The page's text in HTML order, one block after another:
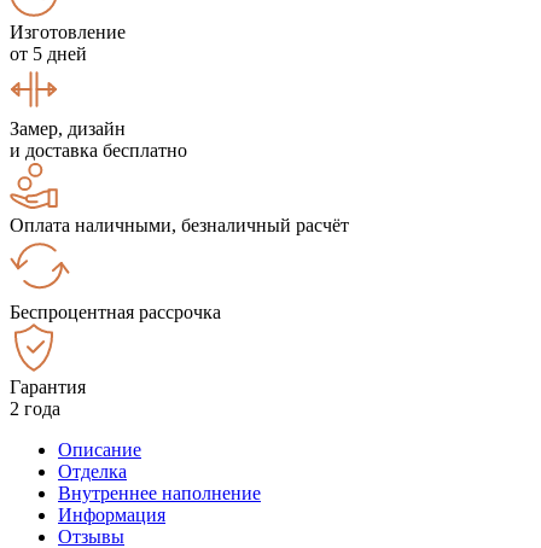
Изготовление
от 5 дней
Замер, дизайн
и доставка бесплатно
Оплата наличными, безналичный расчёт
Беспроцентная рассрочка
Гарантия
2 года
Описание
Отделка
Внутреннее наполнение
Информация
Отзывы